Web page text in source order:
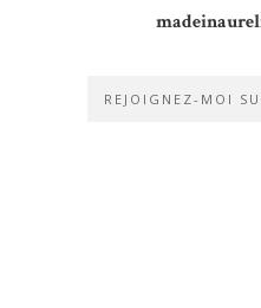
REJOIGNEZ-MOI